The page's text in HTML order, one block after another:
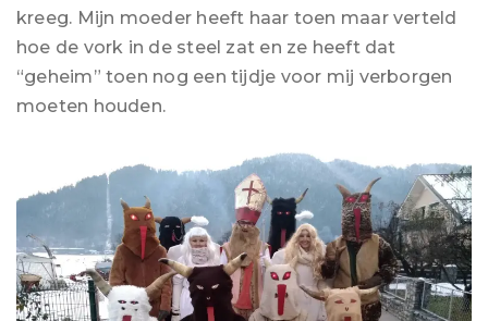
kreeg. Mijn moeder heeft haar toen maar verteld
hoe de vork in de steel zat en ze heeft dat
“geheim” toen nog een tijdje voor mij verborgen
moeten houden.